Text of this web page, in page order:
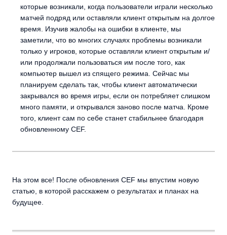
которые возникали, когда пользователи играли несколько
матчей подряд или оставляли клиент открытым на долгое
время. Изучив жалобы на ошибки в клиенте, мы
заметили, что во многих случаях проблемы возникали
только у игроков, которые оставляли клиент открытым и/
или продолжали пользоваться им после того, как
компьютер вышел из спящего режима. Сейчас мы
планируем сделать так, чтобы клиент автоматически
закрывался во время игры, если он потребляет слишком
много памяти, и открывался заново после матча. Кроме
того, клиент сам по себе станет стабильнее благодаря
обновленному CEF.
На этом все! После обновления CEF мы впустим новую
статью, в которой расскажем о результатах и планах на
будущее.